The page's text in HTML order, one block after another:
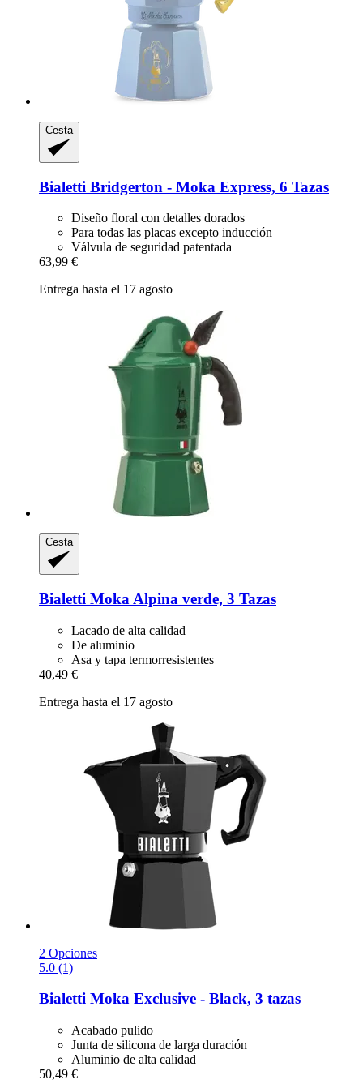
Cesta
Bialetti Bridgerton -​ Moka Express, 6 Tazas
Diseño floral con detalles dorados
Para todas las placas excepto inducción
Válvula de seguridad patentada
63,99 €
Entrega hasta el 17 agosto
Cesta
Bialetti Moka Alpina verde, 3 Tazas
Lacado de alta calidad
De aluminio
Asa y tapa termorresistentes
40,49 €
Entrega hasta el 17 agosto
2 Opciones
5.0 (1)
Bialetti Moka Exclusive -​ Black, 3 tazas
Acabado pulido
Junta de silicona de larga duración
Aluminio de alta calidad
50,49 €